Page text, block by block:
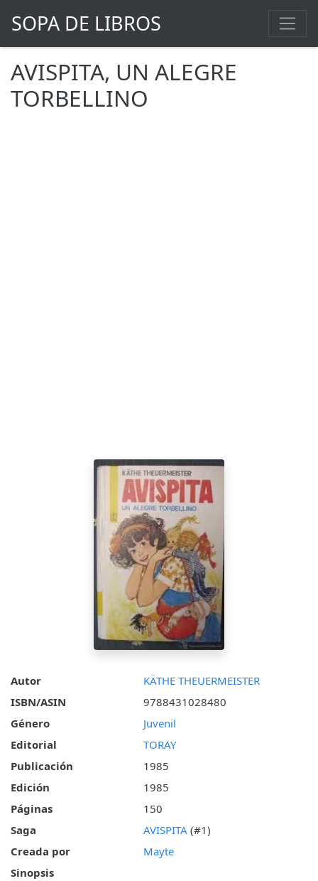
SOPA DE LIBROS
AVISPITA, UN ALEGRE
TORBELLINO
Autor
KÄTHE THEUERMEISTER
ISBN/ASIN
9788431028480
Género
Juvenil
Editorial
TORAY
Publicación
1985
Edición
1985
Páginas
150
Saga
AVISPITA (#1)
Creada por
Mayte
Sinopsis